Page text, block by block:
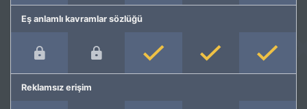
Eş anlamlı kavramlar sözlüğü
Reklamsız erişim